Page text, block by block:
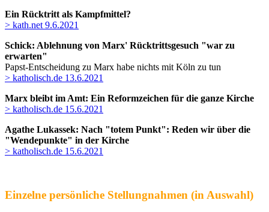
Ein Rücktritt als Kampfmittel?
> kath.net 9.6.2021
Schick: Ablehnung von Marx' Rücktrittsgesuch "war zu
erwarten"
Papst-Entscheidung zu Marx habe nichts mit Köln zu tun
> katholisch.de 13.6.2021
Marx bleibt im Amt: Ein Reformzeichen für die ganze Kirche
> katholisch.de 15.6.2021
Agathe Lukassek: Nach "totem Punkt": Reden wir über die
"Wendepunkte" in der Kirche
> katholisch.de 15.6.2021
Einzelne persönliche Stellungnahmen (in Auswahl)